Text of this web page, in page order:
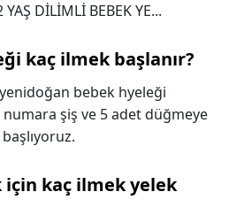
DİLİMLİ BEBEK YE...
kaç ilmek başlanır?
bebek hyeleği
şiş ve 5 adet düğmeye
başlıyoruz.
için kaç ilmek yelek